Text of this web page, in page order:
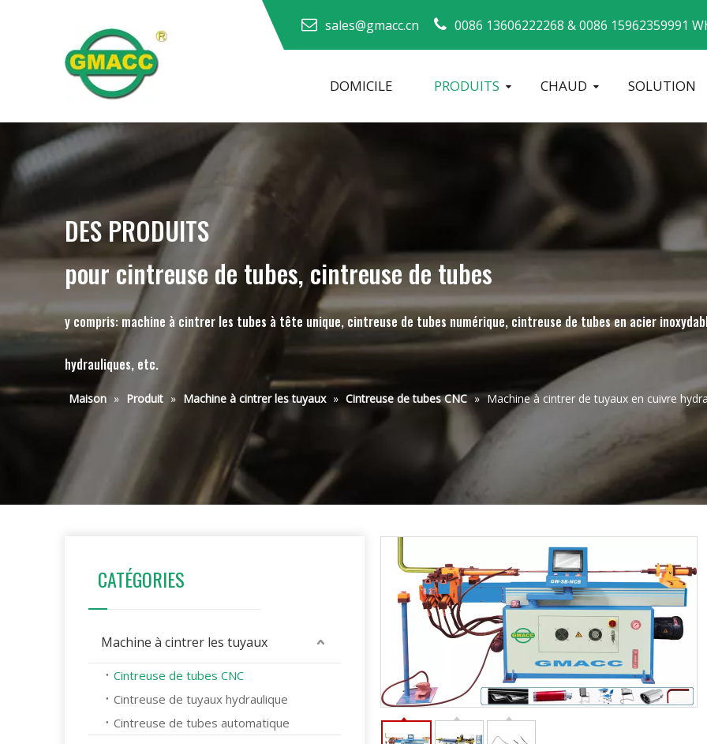
sales@gmacc.cn 0086 13606222268 &0086 15962359991
DOMICILE PRODUITS CHAUD SOLUTION
DES PRODUITS
pour cintreuse de tubes, cintreuse de tubes
y compris: machine à cintrer les tubes à tête unique, cintreuse de tubes numérique, cintreuse de tubes en acier
hydrauliques, etc.
Maison » Produit » Machine à cintrer les tuyaux » Cintreuse de tubes CNC » Machine à cintrer de tuyaux en cuivre
CATÉGORIES
Machine à cintrer les tuyaux
Cintreuse de tubes CNC
Cintreuse de tuyaux hydraulique
Cintreuse de tubes automatique